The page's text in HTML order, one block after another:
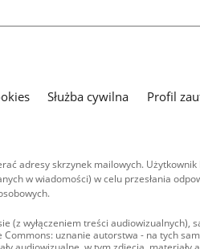
Służba cywilna Profil
adresy skrzynek mailowych.
w wiadomości) w celu przesłania
(z wyłączeniem treści audiowizualnych),
uznanie autorstwa - na tych